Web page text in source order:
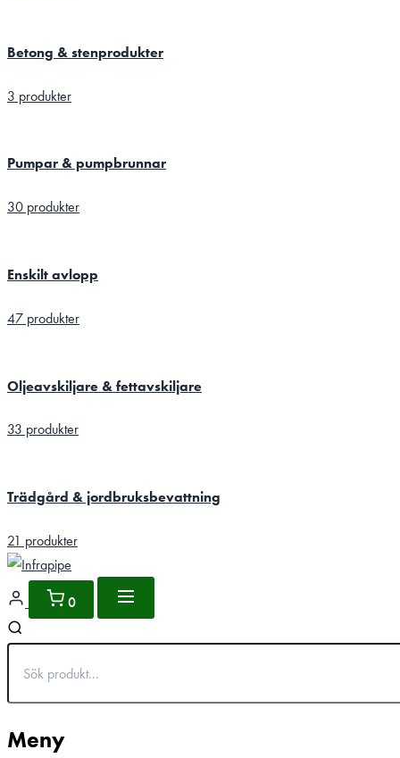
Betong & stenprodukter
3 produkter
Pumpar & pumpbrunnar
30 produkter
Enskilt avlopp
47 produkter
Oljeavskiljare & fettavskiljare
33 produkter
Trädgård & jordbruksbevattning
21 produkter
0
Meny